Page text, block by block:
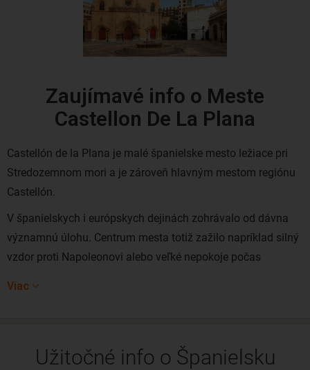
Zaujímavé info o Meste
Castellon De La Plana
Castellón de la Plana je malé španielske mesto ležiace pri
Stredozemnom mori a je zároveň hlavným mestom regiónu
Castellón.
V španielskych i európskych dejinách zohrávalo od dávna
významnú úlohu. Centrum mesta totiž zažilo napríklad silný
vzdor proti Napoleonovi alebo veľké nepokoje počas
mesto s temperamentným a rušným španielskym životom,
Viac
Užitočné info o Španielsku